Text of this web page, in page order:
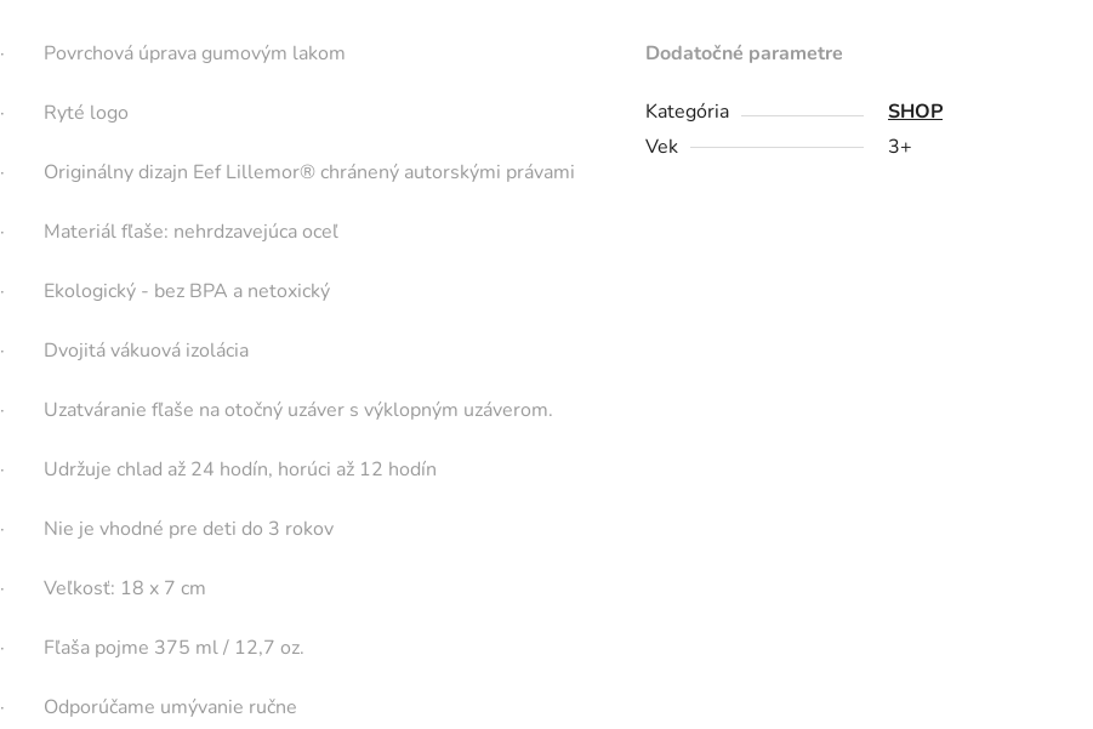
· Povrchová úprava gumovým lakom
· Ryté logo
· Originálny dizajn Eef Lillemor® chránený autorskými právami
· Materiál fľaše: nehrdzavejúca oceľ
· Ekologický - bez BPA a netoxický
· Dvojitá vákuová izolácia
· Uzatváranie fľaše na otočný uzáver s výklopným uzáverom.
· Udržuje chlad až 24 hodín, horúci až 12 hodín
· Nie je vhodné pre deti do 3 rokov
· Veľkosť: 18 x 7 cm
· Fľaša pojme 375 ml / 12,7 oz.
· Odporúčame umývanie ručne
Dodatočné parametre
Kategória
SHOP
Vek
3+